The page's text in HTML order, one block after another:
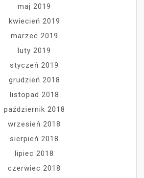
maj 2019
kwiecień 2019
marzec 2019
luty 2019
styczeń 2019
grudzień 2018
listopad 2018
październik 2018
wrzesień 2018
sierpień 2018
lipiec 2018
czerwiec 2018